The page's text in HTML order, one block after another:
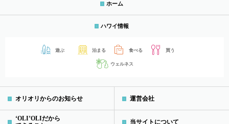
ホーム
ハワイ情報
遊ぶ 泊まる 食べる 買う
ウェルネス
オリオリからのお知らせ
‘OLI’OLIだから
運営会社
当サイトについて